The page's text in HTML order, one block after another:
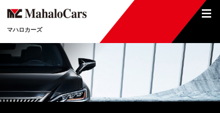
マハロカーズ